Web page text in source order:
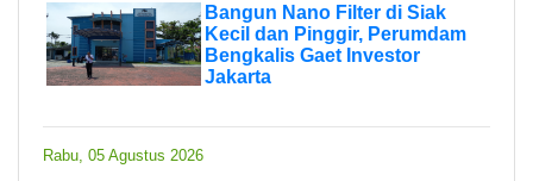
Bangun Nano Filter di Siak
Kecil dan Pinggir, Perumdam
Bengkalis Gaet Investor
Jakarta
Rabu, 05 Agustus 2026